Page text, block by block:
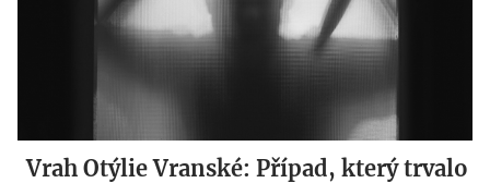
Vrah Otýlie Vranské: Případ, který trvalo